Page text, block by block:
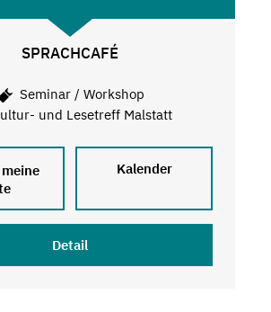
SPRACHCAFÉ
Seminar / Workshop
und Lesetreff Malstatt
Kalender
Detail